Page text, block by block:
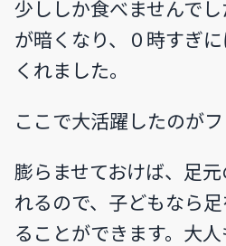
少ししか食べませんで
が暗くなり、０時すぎ
くれました。
ここで大活躍したのが
膨らませておけば、足
れるので、子どもなら
ることができます。大